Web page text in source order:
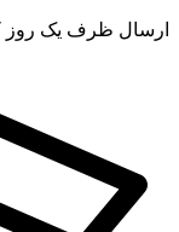
ارسال ظرف یک روز